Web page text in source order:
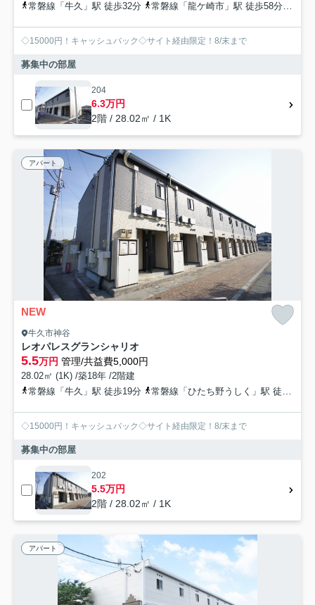
常磐線「牛久」駅 徒歩32分 常磐線「龍ケ崎市」駅 徒歩58分
◇15000円！キャッシュバック◇サイト経由限定！8/末まで
募集中の部屋
204
6.3万円
2階 / 28.02㎡ / 1K
アパート
NEW
牛久市神谷
レオパレスグランシャリオ
5.5万円 管理/共益費5,000円
28.02㎡ (1K) /築18年 /2階建
常磐線「牛久」駅 徒歩19分
常磐線「ひたち野うしく」駅 徒歩57分
◇15000円！キャッシュバック◇サイト経由限定！8/末まで
募集中の部屋
202
5.5万円
2階 / 28.02㎡ / 1K
アパート